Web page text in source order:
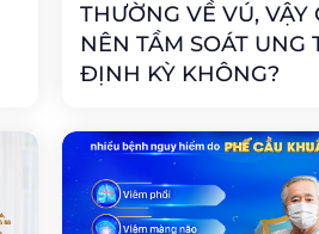
THƯỜNG VỀ VÚ, VẬY
NÊN TẦM SOÁT UNG
ĐỊNH KỲ KHÔNG?